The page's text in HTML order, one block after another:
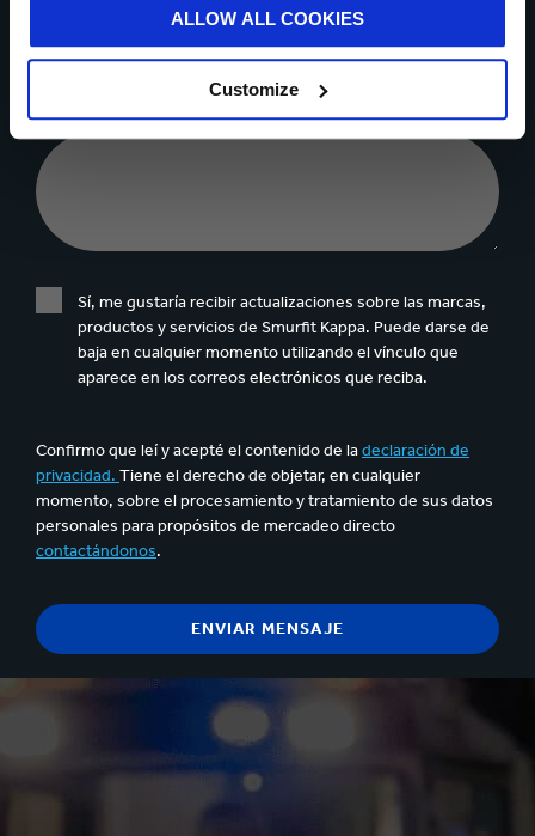
ALLOW ALL COOKIES
Customize
Sí, me gustaría recibir actualizaciones sobre las marcas,
productos y servicios de Smurfit Kappa. Puede darse de
baja en cualquier momento utilizando el vínculo que
aparece en los correos electrónicos que reciba.
Confirmo que leí y acepté el contenido de ladeclaración de
privacidad. Tiene el derecho de objetar, en cualquier
momento, sobre el procesamiento y tratamiento de sus datos
personales para propósitos de mercadeo directo
contactándonos.